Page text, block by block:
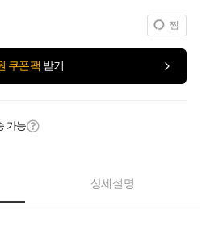
찜
쿠폰팩 받기
가능
상세설명